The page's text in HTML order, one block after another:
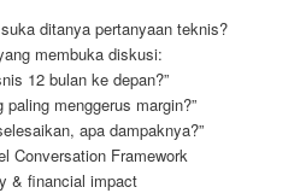
ditanya pertanyaan teknis?
membuka diskusi:
12 bulan ke depan?”
paling menggerus margin?”
apa dampaknya?”
Conversation Framework
& financial impact